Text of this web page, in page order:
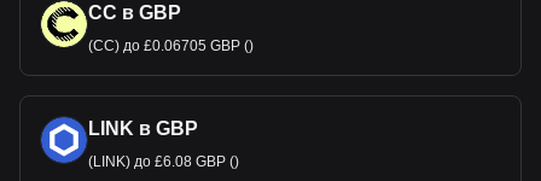
CC в GBP
(CC) до £0.06705 GBP ()
LINK в GBP
(LINK) до £6.08 GBP ()